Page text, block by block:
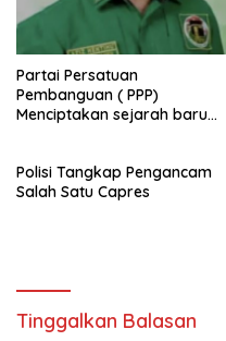
Partai Persatuan
Pembanguan ( PPP)
Menciptakan sejarah baru
Buru (Namlea).
Polisi Tangkap Pengancam
Salah Satu Capres
Tinggalkan Balasan